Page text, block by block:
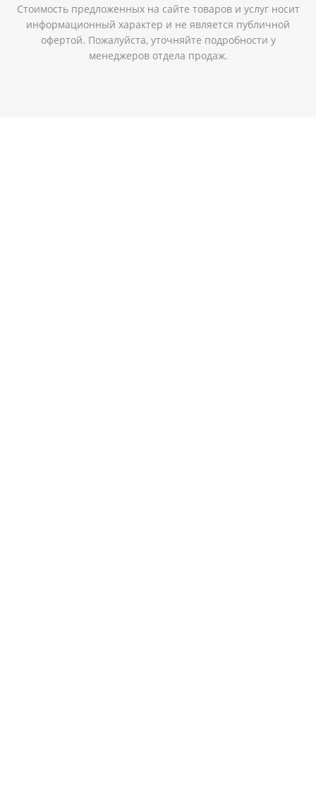
Стоимость предложенных на сайте товаров и услуг носит
информационный характер и не является публичной
офертой. Пожалуйста, уточняйте подробности у
менеджеров отдела продаж.